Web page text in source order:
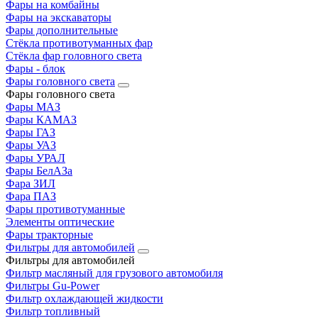
Фары на комбайны
Фары на экскаваторы
Фары дополнительные
Стёкла противотуманных фар
Стёкла фар головного света
Фары - блок
Фары головного света
Фары головного света
Фары МАЗ
Фары КАМАЗ
Фары ГАЗ
Фары УАЗ
Фары УРАЛ
Фары БелАЗа
Фара ЗИЛ
Фара ПАЗ
Фары противотуманные
Элементы оптические
Фары тракторные
Фильтры для автомобилей
Фильтры для автомобилей
Фильтр масляный для грузового автомобиля
Фильтры Gu-Power
Фильтр охлаждающей жидкости
Фильтр топливный